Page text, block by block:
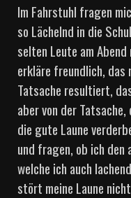
Im Fahrstuhl fragen
so Lächelnd in die
selten Leute am Abend
erkläre freundlich, das
Tatsache resultiert,
aber von der
die gute Laune
und fragen, ob ich den
welche ich auch
stört meine Laune nicht